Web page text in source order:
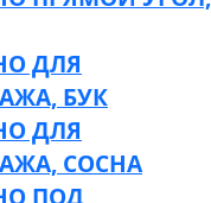
ДЛЯ
БУК
ДЛЯ
СОСНА